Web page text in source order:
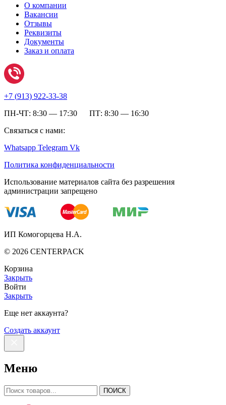
О компании
Вакансии
Отзывы
Реквизиты
Документы
Заказ и оплата
+7 (913) 922-33-38
ПН-ЧТ: 8:30 — 17:30 ПТ: 8:30 — 16:30
Связаться с нами:
Whatsapp Telegram Vk
Политика конфиденциальности
Использование материалов сайта без разрешения
администрации запрещено
ИП Комогорцева Н.А.
© 2026 CENTERPACK
Корзина
Закрыть
Войти
Закрыть
Еще нет аккаунта?
Создать аккаунт
Меню
ПОИСК